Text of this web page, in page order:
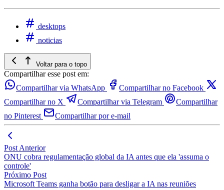
desktops
noticias
Voltar para o topo
Compartilhar esse post em:
Compartilhar via WhatsApp
Compartilhar no Facebook
Compartilhar no X
Compartilhar via Telegram
Compartilhar
no Pinterest
Compartilhar por e-mail
Post Anterior
ONU cobra regulamentação global da IA antes que ela 'assuma o
controle'
Próximo Post
Microsoft Teams ganha botão para desligar a IA nas reuniões